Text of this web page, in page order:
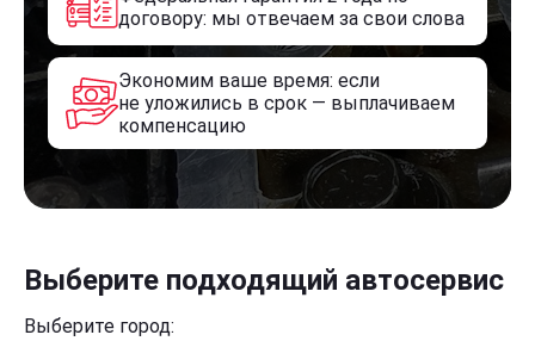
договору: мы отвечаем за свои слова
Экономим ваше время: если
не уложились в срок — выплачиваем
компенсацию
Выберите подходящий автосервис
Выберите город: